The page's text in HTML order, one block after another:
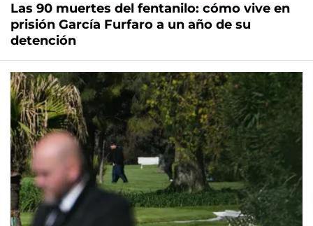
Las 90 muertes del fentanilo: cómo vive en
prisión García Furfaro a un año de su
detención